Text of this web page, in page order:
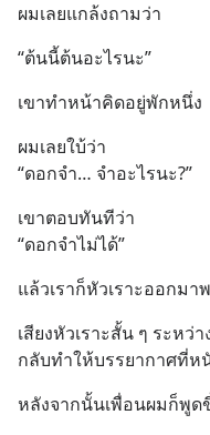
ผมเลยแกล้งถามว่า
“ต้นนี้ต้นอะไรนะ”
เขาทำหน้าคิดอยู่พักหนึ่ง
ผมเลยใบ้ว่า
“ดอกจำ… จำอะไรนะ?”
เขาตอบทันทีว่า
“ดอกจำไม่ได้”
แล้วเราก็หัวเราะออกม
เสียงหัวเราะสั้น ๆ ระหว่
กลับทำให้บรรยากาศที่ห
หลังจากนั้นเพื่อนผมก็พูด